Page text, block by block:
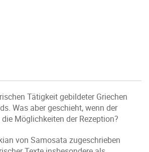
Tätigkeit gebildeter Griechen
Was aber geschieht, wenn der
Möglichkeiten der Rezeption?
von Samosata zugeschrieben